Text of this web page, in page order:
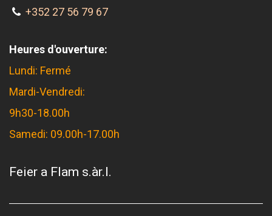
+352 27 56 79 67
Heures d'ouverture:
Lundi: Fermé
Mardi-Vendredi:
9h30-18.00h
Samedi: 09.00h-17.00h
Feier a Flam s.àr.l.